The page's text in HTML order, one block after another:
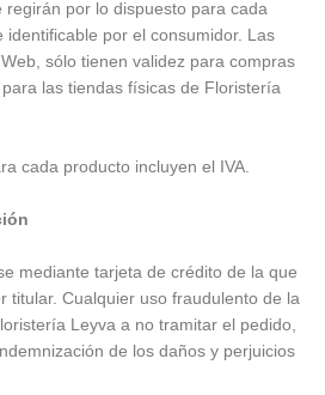
regirán por lo dispuesto para cada
por el consumidor. Las
sólo tienen validez para compras
las tiendas físicas de Floristería
cada producto incluyen el IVA.
mediante tarjeta de crédito de la que
titular. Cualquier uso fraudulento de la
Leyva a no tramitar el pedido,
de los daños y perjuicios